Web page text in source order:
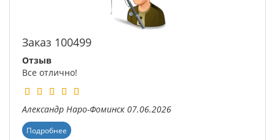
Заказ 100499
Отзыв
Все отлично!
Александр Наро-Фоминск 07.06.2026
Подробнее